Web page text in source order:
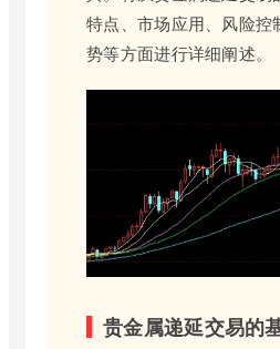
特点、市场应用、风险控
势等方面进行详细阐述。
贵金属递延交易的